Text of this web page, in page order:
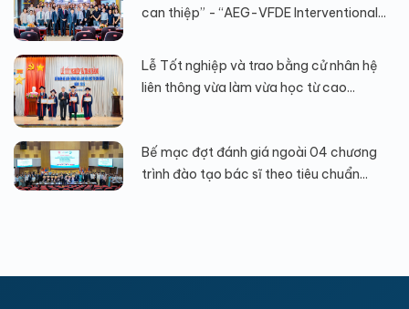
can thiệp” - “AEG-VFDE Interventional...
Lễ Tốt nghiệp và trao bằng cử nhân hệ
liên thông vừa làm vừa học từ cao...
Bế mạc đợt đánh giá ngoài 04 chương
trình đào tạo bác sĩ theo tiêu chuẩn...